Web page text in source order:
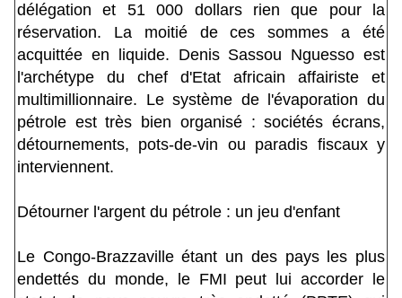
délégation et 51 000 dollars rien que pour la
réservation. La moitié de ces sommes a été
acquittée en liquide. Denis Sassou Nguesso est
l'archétype du chef d'Etat africain affairiste et
multimillionnaire. Le système de l'évaporation du
pétrole est très bien organisé : sociétés écrans,
détournements, pots-de-vin ou paradis fiscaux y
interviennent.
Détourner l'argent du pétrole : un jeu d'enfant
Le Congo-Brazzaville étant un des pays les plus
endettés du monde, le FMI peut lui accorder le